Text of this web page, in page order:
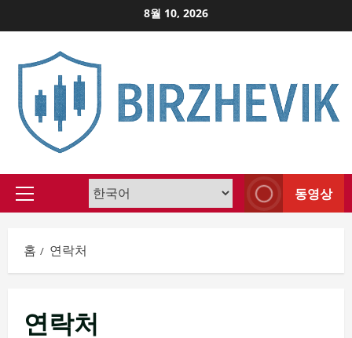
to
8월 10, 2026
Primary
동영상
홈 연락처
연락처